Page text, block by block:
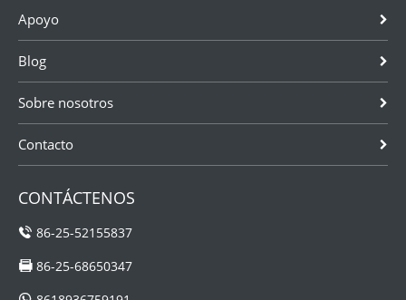
Apoyo
Blog
Sobre nosotros
Contacto
CONTÁCTENOS
86-25-52155837
86-25-68650347